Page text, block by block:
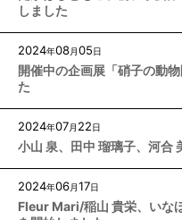
しました
2024年08月05日
開催中の企画展「硝子の動
た
2024年07月 22日
小山 泉、田中 瑠璃子、河
2024年06月17日
Fleur Mari/稲山 貴栄、い